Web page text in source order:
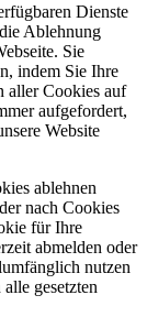
Dienste
Ablehnung
Sie
indem Sie Ihre
aller Cookies auf
aufgefordert,
Website
ablehnen
nach Cookies
für Ihre
abmelden oder
nutzen
gesetzten